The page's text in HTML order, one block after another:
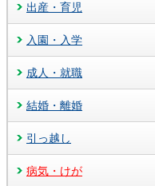
出産・育児
入園・入学
成人・就職
結婚・離婚
引っ越し
病気・けが